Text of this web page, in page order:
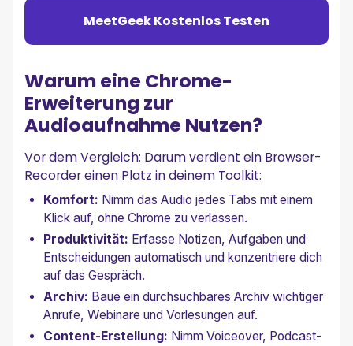
MeetGeek Kostenlos Testen
Warum eine Chrome-
Erweiterung zur
Audioaufnahme Nutzen?
Vor dem Vergleich: Darum verdient ein Browser-
Recorder einen Platz in deinem Toolkit:
Komfort: Nimm das Audio jedes Tabs mit einem
Klick auf, ohne Chrome zu verlassen.
Produktivität: Erfasse Notizen, Aufgaben und
Entscheidungen automatisch und konzentriere dich
auf das Gespräch.
Archiv: Baue ein durchsuchbares Archiv wichtiger
Anrufe, Webinare und Vorlesungen auf.
Content-Erstellung: Nimm Voiceover, Podcast-